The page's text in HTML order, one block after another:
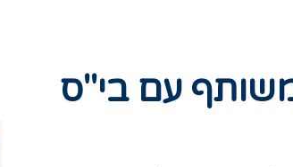
עם בי"ס